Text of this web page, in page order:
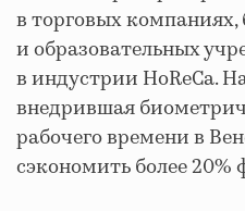
в торговых компаниях,
и образовательных
в индустрии HoReCa.
внедрившая
рабочего времени в
сэкономить более 20%